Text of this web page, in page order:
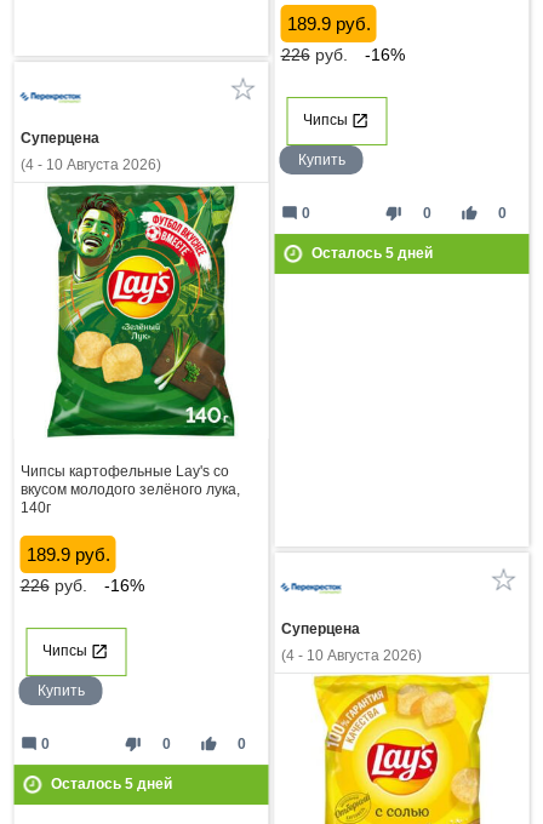
189.9 руб.
226руб. -16%
Чипсы
Купить
thumb_down 0 thumb_up 0
mode_comment 0
Осталось 5дней
Суперцена
(4 - 10 Августа 2026)
Чипсы картофельные Lay's со
вкусом молодого зелёного лука,
140г
189.9 руб.
226руб. -16%
Чипсы
Купить
thumb_down 0 thumb_up 0
mode_comment 0
Осталось 5дней
Суперцена
(4 - 10 Августа 2026)